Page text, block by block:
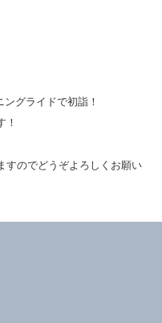
グライドで初詣！
！
すのでどうぞよろしくお願い